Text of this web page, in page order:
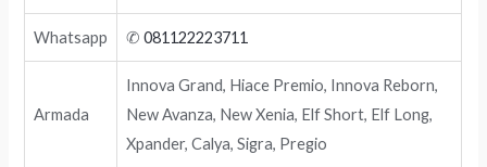
Whatsapp ✆081122223711
Armada
Innova Grand, Hiace Premio, Innova Reborn,
New Avanza, New Xenia, Elf Short, Elf Long,
Xpander, Calya, Sigra, Pregio